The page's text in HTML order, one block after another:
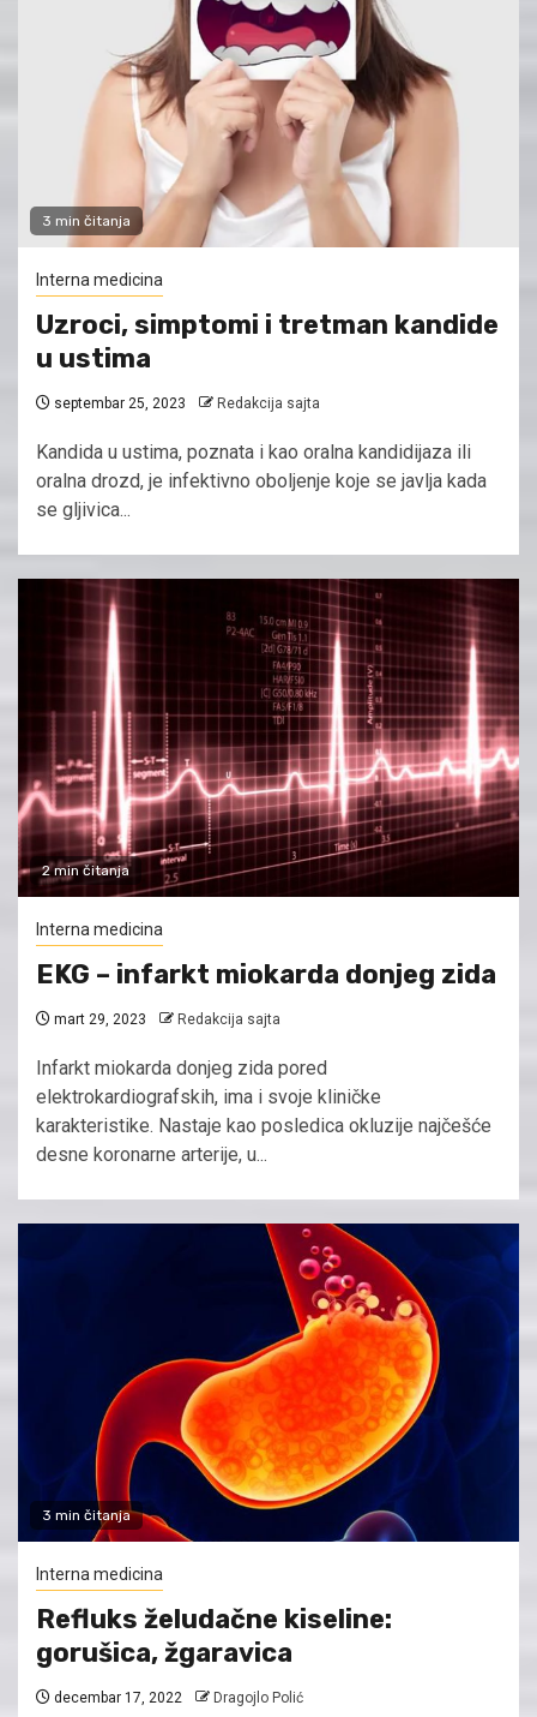
3 min čitanja
Interna medicina
Uzroci, simptomi i tretman kandide
u ustima
septembar 25, 2023 Redakcija sajta
Kandida u ustima, poznata i kao oralna kandidijaza ili
oralna drozd, je infektivno oboljenje koje se javlja kada
se gljivica...
2 min čitanja
Interna medicina
EKG – infarkt miokarda donjeg zida
mart 29, 2023 Redakcija sajta
Infarkt miokarda donjeg zida pored
elektrokardiografskih, ima i svoje kliničke
karakteristike. Nastaje kao posledica okluzije najčešće
desne koronarne arterije, u...
3 min čitanja
Interna medicina
Refluks želudačne kiseline:
gorušica, žgaravica
decembar 17, 2022 Dragojlo Polić